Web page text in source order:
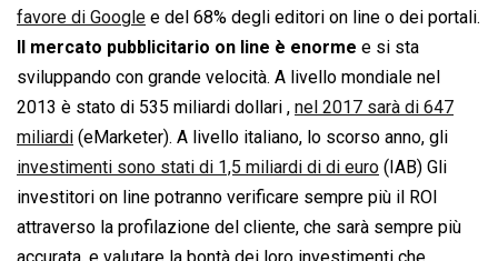
favore di Google e del 68% degli editori on line o dei portali.
Il mercato pubblicitario on line è enorme e si sta
sviluppando con grande velocità. A livello mondiale nel
2013 è stato di 535 miliardi dollari , nel 2017 sarà di 647
miliardi (eMarketer). A livello italiano, lo scorso anno, gli
investimenti sono stati di 1,5 miliardi di di euro (IAB) Gli
investitori on line potranno verificare sempre più il ROI
attraverso la profilazione del cliente, che sarà sempre più